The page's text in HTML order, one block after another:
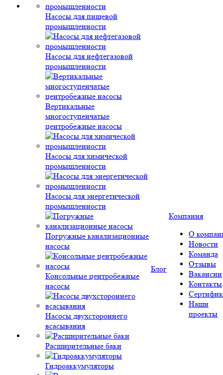
Насосы для пищевой
промышленности
Насосы для нефтегазовой
промышленности
Вертикальные
многоступенчатые
центробежные насосы
Насосы для химической
промышленности
Насосы для энергетической
промышленности
Погружные канализационные
насосы
Консольные центробежные
насосы
Насосы двухстороннего
всасывания
Расширительные баки
Гидроаккумуляторы
Блог
Компания
О
Новости
Команда
Отзывы
Вакансии
Контакты
Наши
проекты